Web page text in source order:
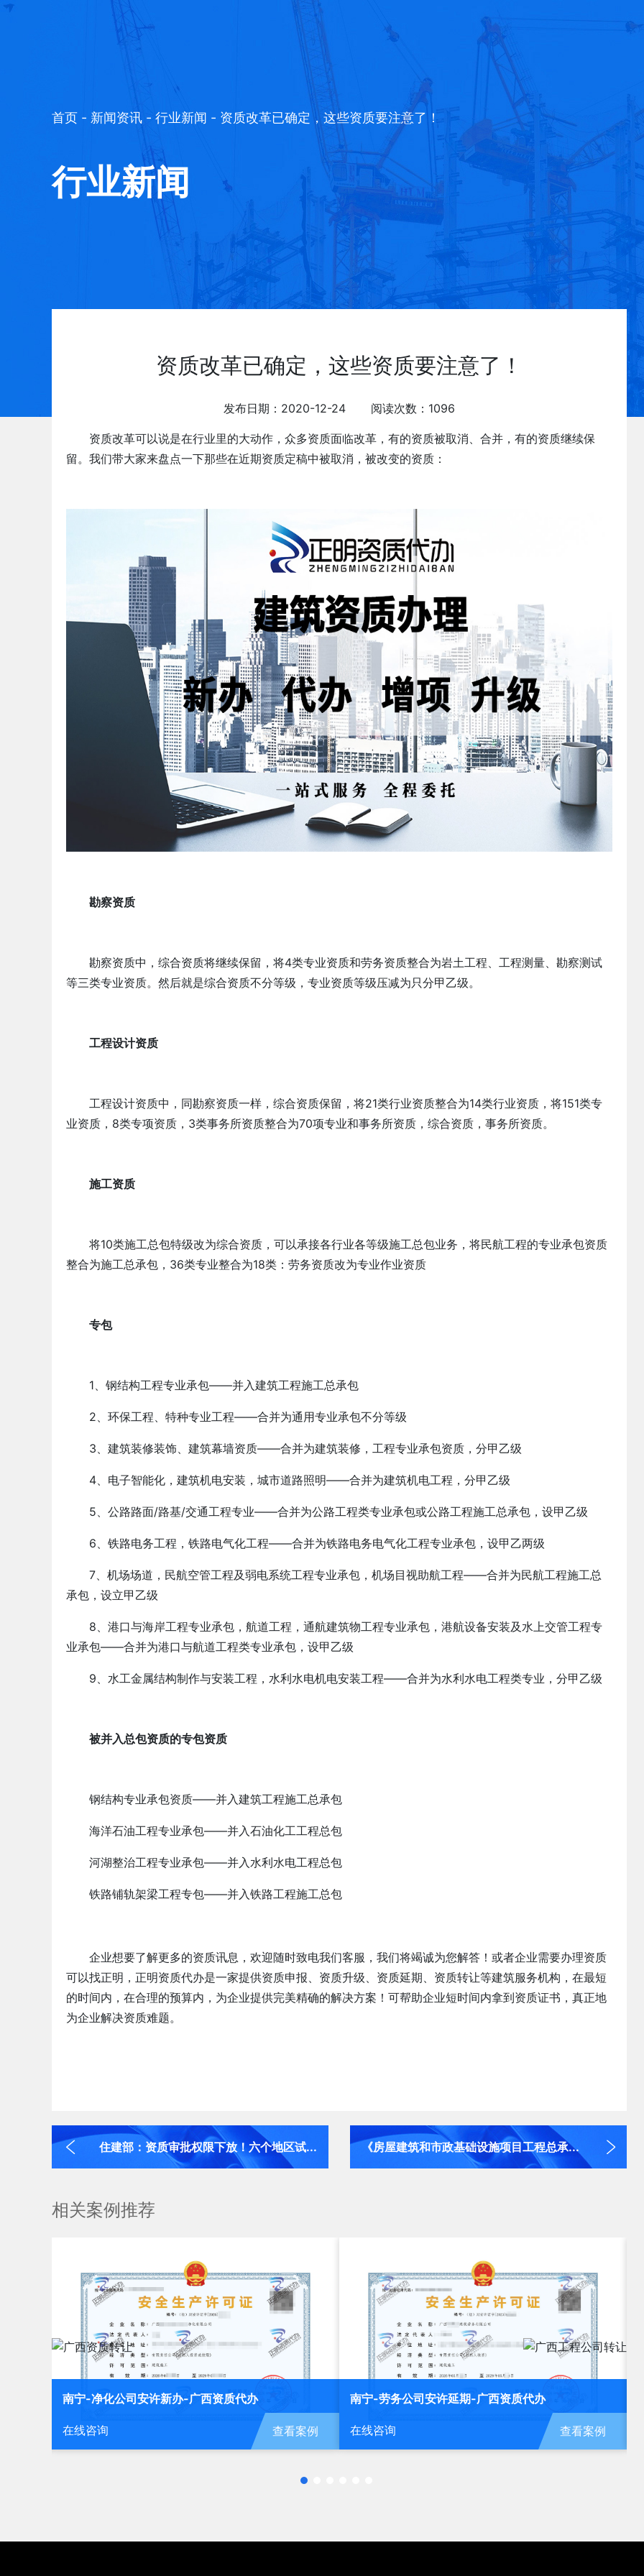
首页 - 新闻资讯 - 行业新闻 - 资质改革已确定，这些资质要注意了！
行业新闻
资质改革已确定，这些资质要注意了！
发布日期：2020-12-24 阅读次数：1096
资质改革可以说是在行业里的大动作，众多资质面临改革，有的资质被取消、合并，有的资质继续保
留。我们带大家来盘点一下那些在近期资质定稿中被取消，被改变的资质：
勘察资质
勘察资质中，综合资质将继续保留，将4类专业资质和劳务资质整合为岩土工程、工程测量、勘察测试
等三类专业资质。然后就是综合资质不分等级，专业资质等级压减为只分甲乙级。
工程设计资质
工程设计资质中，同勘察资质一样，综合资质保留，将21类行业资质整合为14类行业资质，将151类专
业资质，8类专项资质，3类事务所资质整合为70项专业和事务所资质，综合资质，事务所资质。
施工资质
将10类施工总包特级改为综合资质，可以承接各行业各等级施工总包业务，将民航工程的专业承包资质
整合为施工总承包，36类专业整合为18类：劳务资质改为专业作业资质
专包
1、钢结构工程专业承包——并入建筑工程施工总承包
2、环保工程、特种专业工程——合并为通用专业承包不分等级
3、建筑装修装饰、建筑幕墙资质——合并为建筑装修，工程专业承包资质，分甲乙级
4、电子智能化，建筑机电安装，城市道路照明——合并为建筑机电工程，分甲乙级
5、公路路面/路基/交通工程专业——合并为公路工程类专业承包或公路工程施工总承包，设甲乙级
6、铁路电务工程，铁路电气化工程——合并为铁路电务电气化工程专业承包，设甲乙两级
7、机场场道，民航空管工程及弱电系统工程专业承包，机场目视助航工程——合并为民航工程施工总
承包，设立甲乙级
8、港口与海岸工程专业承包，航道工程，通航建筑物工程专业承包，港航设备安装及水上交管工程专
业承包——合并为港口与航道工程类专业承包，设甲乙级
9、水工金属结构制作与安装工程，水利水电机电安装工程——合并为水利水电工程类专业，分甲乙级
被并入总包资质的专包资质
钢结构专业承包资质——并入建筑工程施工总承包
海洋石油工程专业承包——并入石油化工工程总包
河湖整治工程专业承包——并入水利水电工程总包
铁路铺轨架梁工程专包——并入铁路工程施工总包
企业想要了解更多的资质讯息，欢迎随时致电我们客服，我们将竭诚为您解答！或者企业需要办理资质
可以找正明，正明资质代办是一家提供资质申报、资质升级、资质延期、资质转让等建筑服务机构，在最短
的时间内，在合理的预算内，为企业提供完美精确的解决方案！可帮助企业短时间内拿到资质证书，真正地
为企业解决资质难题。
住建部：资质审批权限下放！六个地区试... 《房屋建筑和市政基础设施项目工程总承...
相关案例推荐
南宁-劳务公司安许延期-广西资质代办
在线咨询 查看案例
北海-运输公司安许新办-广西资质代办
在线咨询 查看案例